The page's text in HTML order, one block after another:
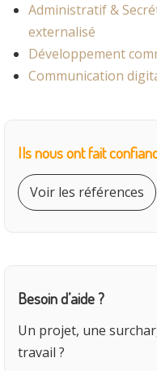
Administratif &
externalisé
Développement
Communication
Ils nous ont fait
Voir les références
Besoin d’aide ?
Un projet, une
travail ?